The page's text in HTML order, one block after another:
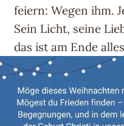
feiern: Wegen ihm.
Sein Licht, seine
das ist am Ende